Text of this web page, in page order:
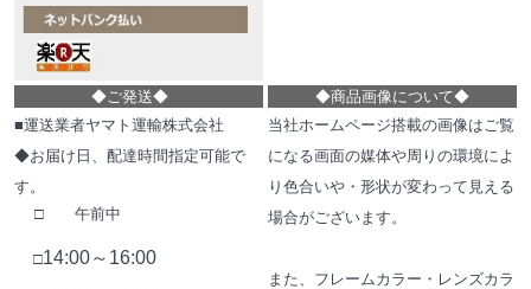
◆ご発送◆
■運送業者ヤマト運輸株式会社
◆お届け日、配達時間指定可能で
す。
□ 午前中
□14:00～16:00
◆商品画像について◆
当社ホームページ搭載の画像はご覧
になる画面の媒体や周りの環境によ
り色合いや・形状が変わって見える
場合がございます。
また、フレームカラー・レンズカラ